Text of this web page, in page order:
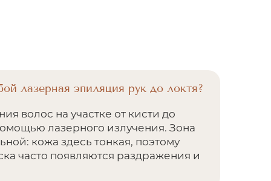
лазерная эпиляция рук до локтя?
волос на участке от кисти до
лазерного излучения. Зона
кожа здесь тонкая, поэтому
часто появляются раздражения и